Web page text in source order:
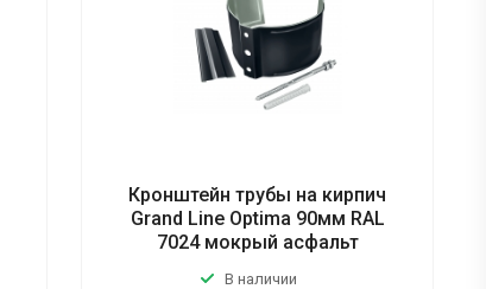
Кронштейн трубы на кирпич
Grand Line Optima 90мм RAL
7024 мокрый асфальт
В наличии